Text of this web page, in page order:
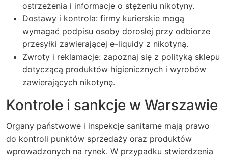
ostrzeżenia i informacje o stężeniu nikotyny.
Dostawy i kontrola: firmy kurierskie mogą
wymagać podpisu osoby dorosłej przy odbiorze
przesyłki zawierającej e-liquidy z nikotyną.
Zwroty i reklamacje: zapoznaj się z polityką sklepu
dotyczącą produktów higienicznych i wyrobów
zawierających nikotynę.
Kontrole i sankcje w Warszawie
Organy państwowe i inspekcje sanitarne mają prawo
do kontroli punktów sprzedaży oraz produktów
wprowadzonych na rynek. W przypadku stwierdzenia